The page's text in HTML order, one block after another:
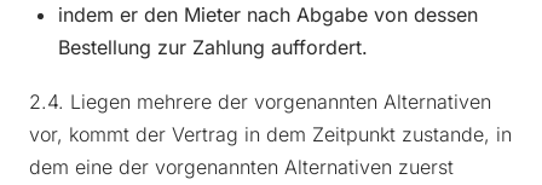
indem er den Mieter nach Abgabe von dessen
Bestellung zur Zahlung auffordert.
2.4. Liegen mehrere der vorgenannten Alternativen
vor, kommt der Vertrag in dem Zeitpunkt zustande, in
dem eine der vorgenannten Alternativen zuerst